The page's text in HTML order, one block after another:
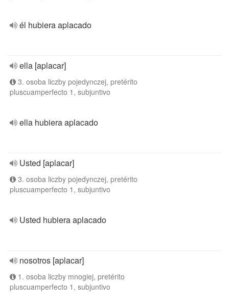
él hubiera aplacado
ella [aplacar]
3. osoba liczby pojedynczej, pretérito
pluscuamperfecto 1, subjuntivo
ella hubiera aplacado
Usted [aplacar]
3. osoba liczby pojedynczej, pretérito
pluscuamperfecto 1, subjuntivo
Usted hubiera aplacado
nosotros [aplacar]
1. osoba liczby mnogiej, pretérito
pluscuamperfecto 1, subjuntivo